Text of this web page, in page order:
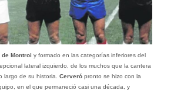
de Montroi y formado en las categorías inferiores del
lateral izquierdo, de los muchos que la cantera
largo de su historia. Cerveró pronto se hizo con la
en el que permaneció casi una década, y